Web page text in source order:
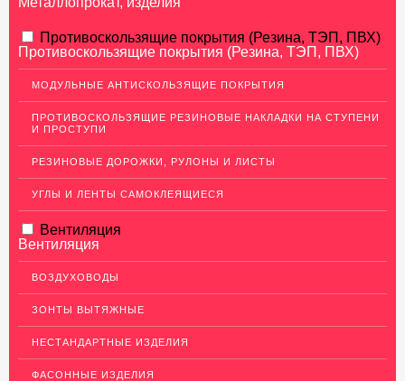
АЛЮМИНИЕВЫЙ ПРОКАТ
Перфорированный лист
Алюминиевые листы
Гладкие алюминиевые листы
Рифленые алюминиевые листы
Алюминиевые профили
Алюминиевые трубы
Профиль для гипсокартона, МДФ, панелей
Противоскользящие покрытия (Резина, ТЭП, ПВХ)
Противоскользящие покрытия (Резина, ТЭП, ПВХ)
МОДУЛЬНЫЕ АНТИСКОЛЬЗЯЩИЕ ПОКРЫТИЯ
ПРОТИВОСКОЛЬЗЯЩИЕ РЕЗИНОВЫЕ НАКЛАДКИ НА СТУПЕНИ
И ПРОСТУПИ
РЕЗИНОВЫЕ ДОРОЖКИ, РУЛОНЫ И ЛИСТЫ
УГЛЫ И ЛЕНТЫ САМОКЛЕЯЩИЕСЯ
Вентиляция
Вентиляция
ВОЗДУХОВОДЫ
ЗОНТЫ ВЫТЯЖНЫЕ
НЕСТАНДАРТНЫЕ ИЗДЕЛИЯ
ФАСОННЫЕ ИЗДЕЛИЯ